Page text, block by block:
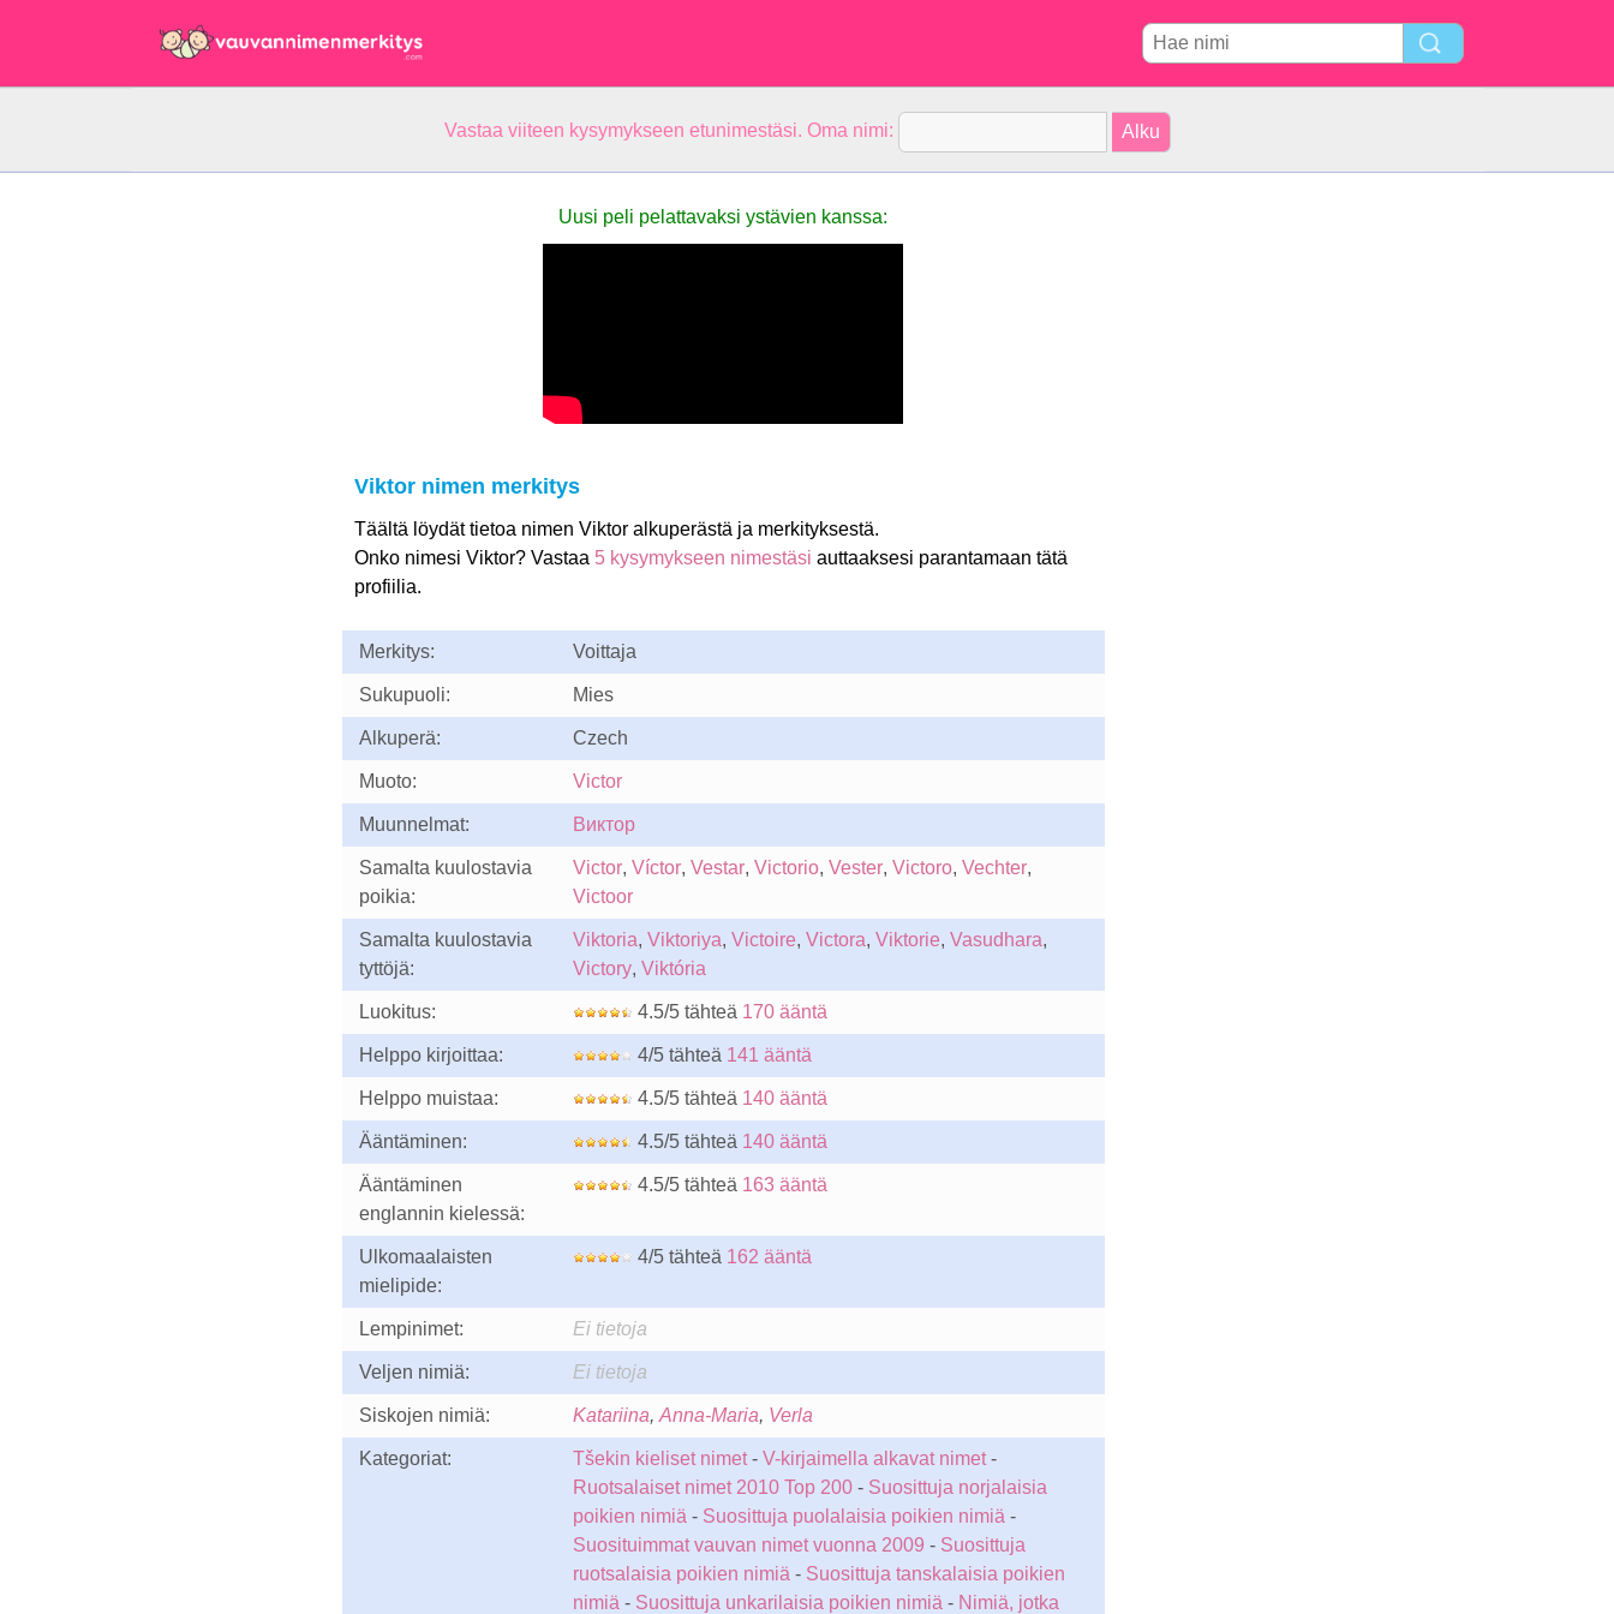
Vastaa viiteen kysymykseen etunimestäsi. Oma nimi:
Uusi peli pelattavaksi ystävien kanssa:
Viktor nimen merkitys
Täältä löydät tietoa nimen Viktor alkuperästä ja merkityksestä.
Onko nimesi Viktor? Vastaa 5 kysymykseen nimestäsi auttaaksesi parantamaan tätä
profiilia.
Merkitys: Voittaja
Sukupuoli: Mies
Alkuperä: Czech
Muoto: Victor
Muunnelmat: Виктор
Samalta kuulostavia
poikia:
Victor, Víctor, Vestar, Victorio, Vester, Victoro, Vechter,
Victoor
Samalta kuulostavia
tyttöjä:
Viktoria, Viktoriya, Victoire, Victora, Viktorie, Vasudhara,
Victory, Viktória
Luokitus: 4.5/5 tähteä 170 ääntä
Helppo kirjoittaa: 4/5 tähteä 141 ääntä
Helppo muistaa: 4.5/5 tähteä 140 ääntä
Ääntäminen: 4.5/5 tähteä 140 ääntä
Ääntäminen
englannin kielessä:
4.5/5 tähteä 163 ääntä
Ulkomaalaisten
mielipide:
4/5 tähteä 162 ääntä
Lempinimet: Ei tietoja
Veljen nimiä: Ei tietoja
Siskojen nimiä: Katariina, Anna-Maria, Verla
Kategoriat: Tšekin kieliset nimet- V-kirjaimella alkavat nimet-
Ruotsalaiset nimet 2010 Top 200- Suosittuja norjalaisia
poikien nimiä - Suosittuja puolalaisia poikien nimiä -
Suosituimmat vauvan nimet vuonna 2009 - Suosittuja
ruotsalaisia poikien nimiä - Suosittuja tanskalaisia poikien
nimiä - Suosittuja unkarilaisia poikien nimiä - Nimiä, jotka